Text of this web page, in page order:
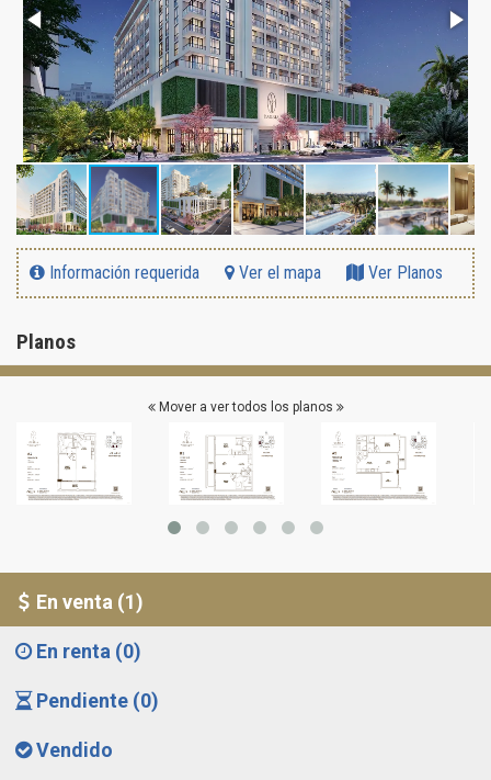
Información requerida Ver el mapa Ver Planos
Planos
Mover a ver todos los planos
En venta (1)
En renta (0)
Pendiente (0)
Vendido